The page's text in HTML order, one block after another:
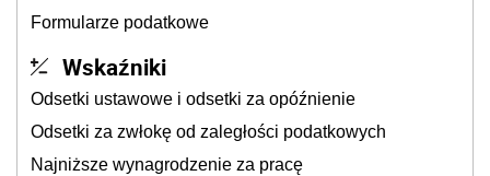
Formularze podatkowe
Wskaźniki
Odsetki ustawowe i odsetki za opóźnienie
Odsetki za zwłokę od zaległości podatkowych
Najniższe wynagrodzenie za pracę